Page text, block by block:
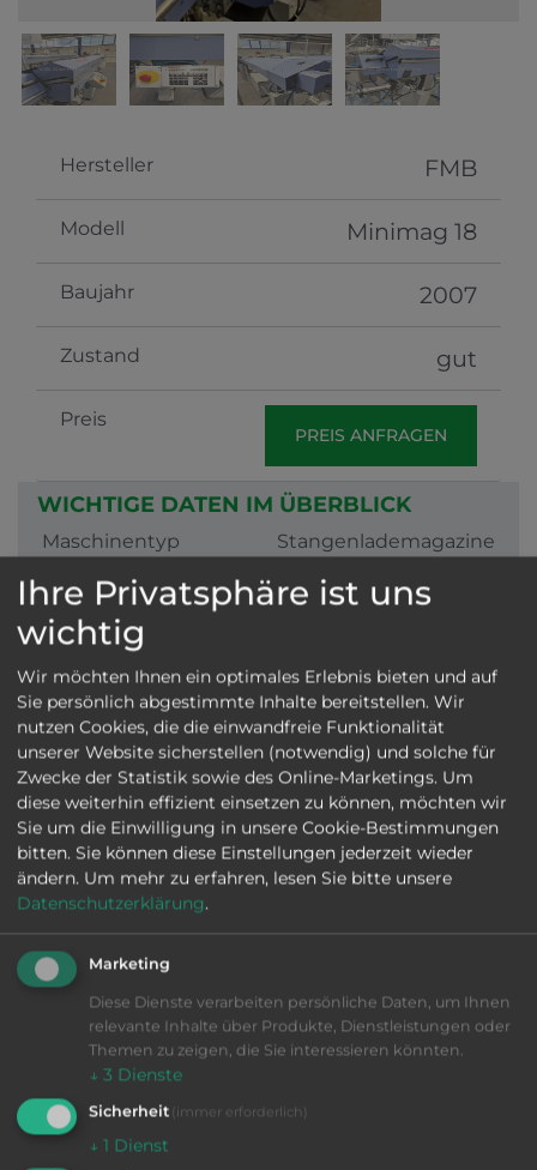
Ihre Privatsphäre ist uns
wichtig
Wir möchten Ihnen ein optimales Erlebnis bieten und auf
Sie persönlich abgestimmte Inhalte bereitstellen. Wir
nutzen Cookies, die die einwandfreie Funktionalität
unserer Website sicherstellen (notwendig) und solche für
Zwecke der Statistik sowie des Online-Marketings. Um
diese weiterhin effizient einsetzen zu können, möchten wir
Sie um die Einwilligung in unsere Cookie-Bestimmungen
bitten. Sie können diese Einstellungen jederzeit wieder
ändern. Um mehr zu erfahren, lesen Sie bitte unsere
Datenschutzerklärung.
Marketing
Diese Dienste verarbeiten persönliche Daten, um Ihnen
relevante Inhalte über Produkte, Dienstleistungen oder
Themen zu zeigen, die Sie interessieren könnten.
↓ 3 Dienste
Sicherheit (immer erforderlich)
↓ 1 Dienst
Hersteller FMB
Modell Minimag 18
Baujahr 2007
Zustand gut
Preis
PREIS ANFRAGEN
WICHTIGE DATEN IM ÜBERBLICK
Maschinentyp Stangenlademagazine
Standort
Besichtigungstermin
Ursprungsland
VIB-Nr 01-29418
BESCHREIBUNG
Stangenlänge 3200 mm
Handbücher
war angebaut an Langdreher Strohm M 125
PDF Datenblatt
JETZT DIREKT ANFRAGEN